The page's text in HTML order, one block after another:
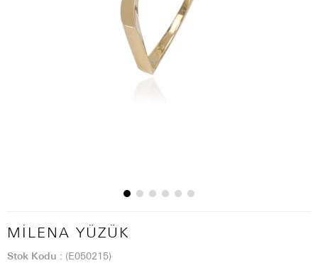
MILENA YÜZÜK
Stok Kodu (E050215)